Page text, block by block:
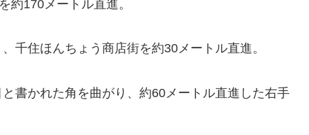
約170メートル直進。
千住ほんちょう商店街を約30メートル直進。
書かれた角を曲がり、約60メートル直進した右手